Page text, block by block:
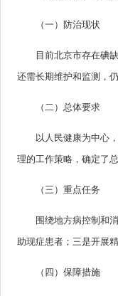
（一）防治现状
目前北京市存在碘
还需长期维护和监测，
（二）总体要求
以人民健康为中心
理的工作策略，确定了
（三）重点任务
围绕地方病控制和
助现症患者；三是开展
（四）保障措施